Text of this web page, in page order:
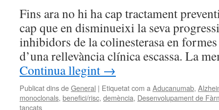
Fins ara no hi ha cap tractament
cap que en disminueixi la seva
inhibidors de la colinesterasa en
d’una rellevància clínica escassa. La
Continua llegint →
Publicat dins deGeneral | Etiquetat com a Aducanumab,
monoclonals, benefici/risc, demència, Desenvolupament de
tancats